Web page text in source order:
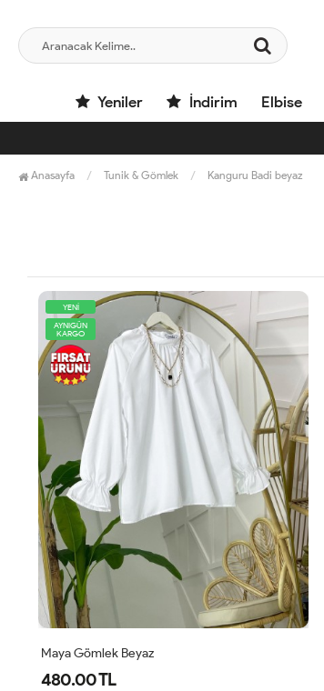
Yeniler İndirim Elbise
Anasayfa Tunik & Gömlek Kanguru Badi beyaz
AYNIGÜN
KARGO
Seta Gömlek Beyaz
550.00 TL